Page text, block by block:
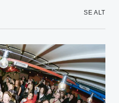
SE ALT